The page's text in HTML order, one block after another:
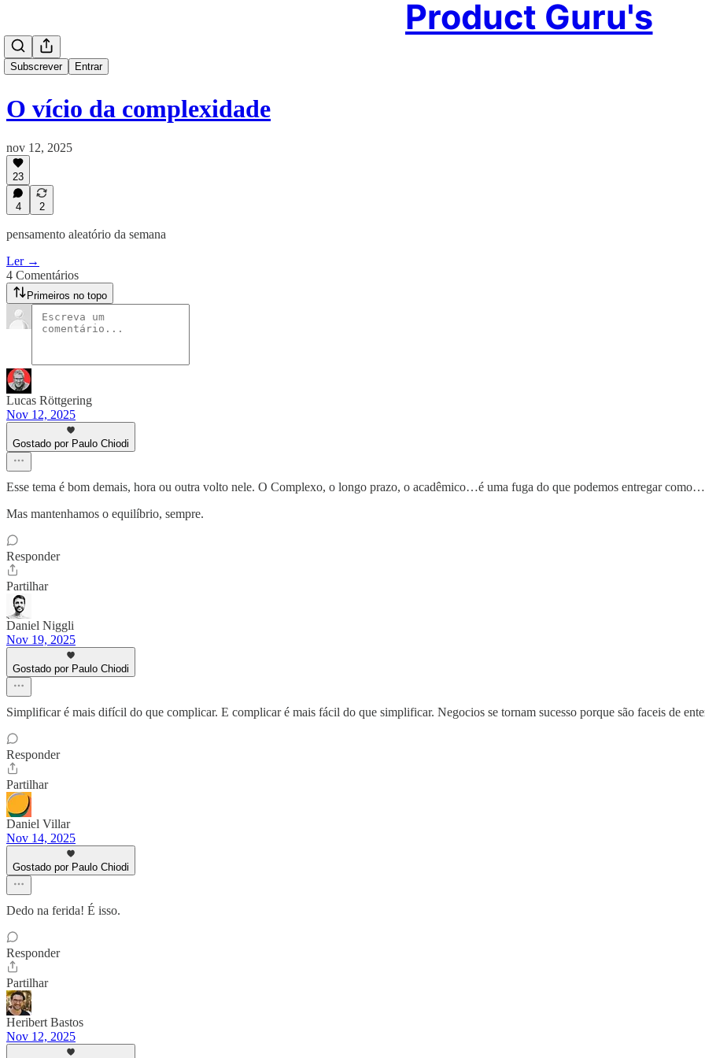
Product Guru's
Subscrever Entrar
O vício da complexidade
nov 12, 2025
23
4 2
pensamento aleatório da semana
Ler →
4 Comentários
Primeiros no topo
Lucas Röttgering
Nov 12, 2025
Gostado por Paulo Chiodi
Esse tema é bom demais, hora ou outra volto nele. O Complexo, o longo prazo, o acadêmico…é uma fuga do que podemos entregar
Mas mantenhamos o equilíbrio, sempre.
Responder
Partilhar
Daniel Niggli
Nov 19, 2025
Gostado por Paulo Chiodi
Simplificar é mais difícil do que complicar. E complicar é mais fácil do que simplificar. Negocios se tornam sucesso porque são faceis de
Responder
Partilhar
Daniel Villar
Nov 14, 2025
Gostado por Paulo Chiodi
Dedo na ferida! É isso.
Responder
Partilhar
Heribert Bastos
Nov 12, 2025